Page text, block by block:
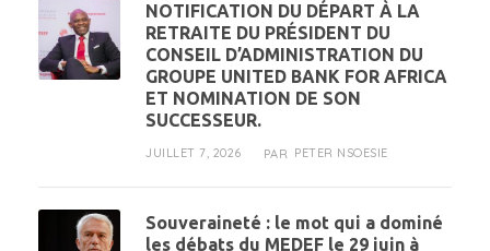
NOTIFICATION DU DÉPART À LA
RETRAITE DU PRÉSIDENT DU
CONSEIL D’ADMINISTRATION DU
GROUPE UNITED BANK FOR AFRICA
ET NOMINATION DE SON
SUCCESSEUR.
JUILLET 7, 2026 PAR PETER NSOESIE
Souveraineté : le mot qui a dominé
les débats du MEDEF le 29 juin à